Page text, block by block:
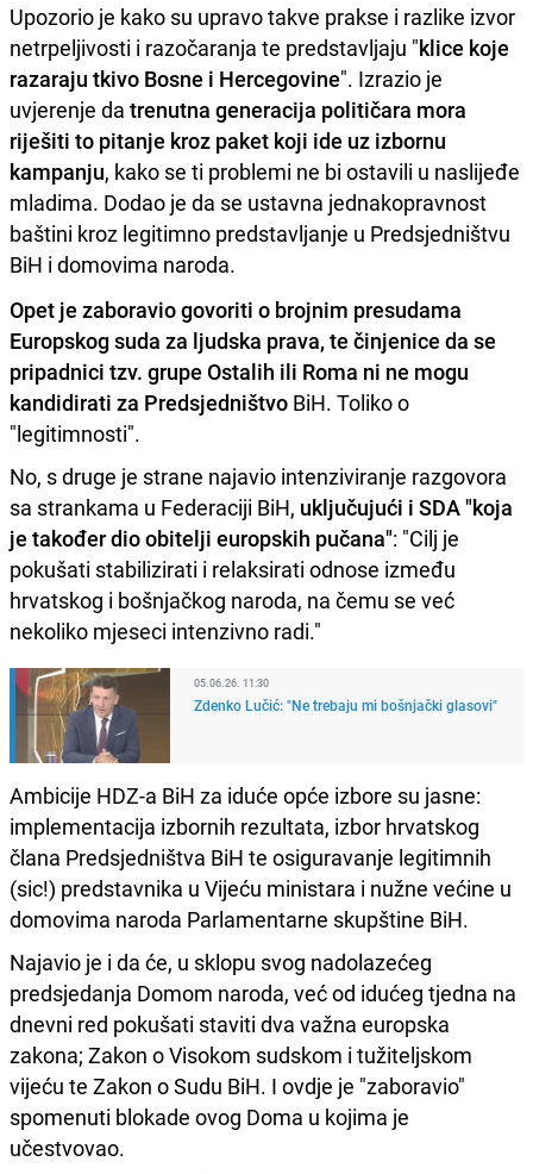
Upozorio je kako su upravo takve prakse i razlike izvor
netrpeljivosti i razočaranja te predstavljaju "klice koje
razaraju tkivo Bosne i Hercegovine". Izrazio je
uvjerenje da trenutna generacija političara mora
riješiti to pitanje kroz paket koji ide uz izbornu
kampanju, kako se ti problemi ne bi ostavili u naslijeđe
mladima. Dodao je da se ustavna jednakopravnost
baštini kroz legitimno predstavljanje u Predsjedništvu
BiH i domovima naroda.
Opet je zaboravio govoriti o brojnim presudama
Europskog suda za ljudska prava, te činjenice da se
pripadnici tzv. grupe Ostalih ili Roma ni ne mogu
kandidirati za Predsjedništvo BiH. Toliko o
"legitimnosti".
No, s druge je strane najavio intenziviranje razgovora
sa strankama u Federaciji BiH, uključujući i SDA "koja
je također dio obitelji europskih pučana": "Cilj je
pokušati stabilizirati i relaksirati odnose između
hrvatskog i bošnjačkog naroda, na čemu se već
nekoliko mjeseci intenzivno radi."
05.06.26. 11:30
Zdenko Lučić: "Ne trebaju mi bošnjački glasovi"
Ambicije HDZ-a BiH za iduće opće izbore su jasne:
implementacija izbornih rezultata, izbor hrvatskog
člana Predsjedništva BiH te osiguravanje legitimnih
(sic!) predstavnika u Vijeću ministara i nužne većine u
domovima naroda Parlamentarne skupštine BiH.
Najavio je i da će, u sklopu svog nadolazećeg
predsjedanja Domom naroda, već od idućeg tjedna na
dnevni red pokušati staviti dva važna europska
zakona; Zakon o Visokom sudskom i tužiteljskom
vijeću te Zakon o Sudu BiH. I ovdje je "zaboravio"
spomenuti blokade ovog Doma u kojima je
učestvovao.